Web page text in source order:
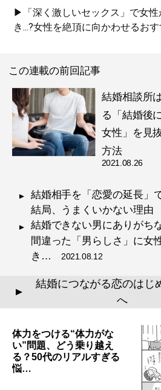
▶「深く激しいセックス」で女性
き...?女性を絶頂に向かわせるお
この連載の前回記事
結婚相談所
る「結婚後
女性」を見
方法
2021.08.26
結婚相手を「恋愛の延長」
結局、うまくいかない理由
結婚できない男にありがち
間違った「男らしさ」に女
き… 2021.08.12
▲
結婚につながる恋のはじ
へ
体力をつける“体力がな
い”問題、どう乗り越え
る？50代のリアルすぎる
悩…